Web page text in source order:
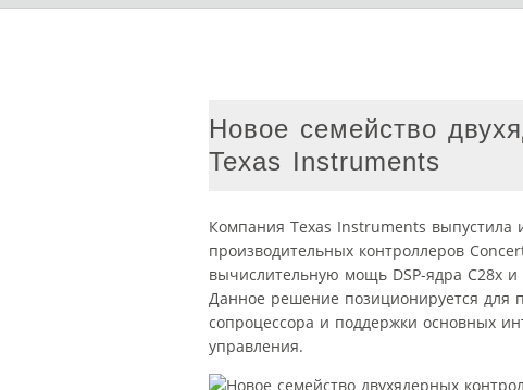
Новое семейство
Texas Instruments
Компания Texas Instruments выпустила
производительных контроллеров
вычислительную мощь DSP-ядра C28x
Данное решение позиционируется для
сопроцессора и поддержки основных
управления.